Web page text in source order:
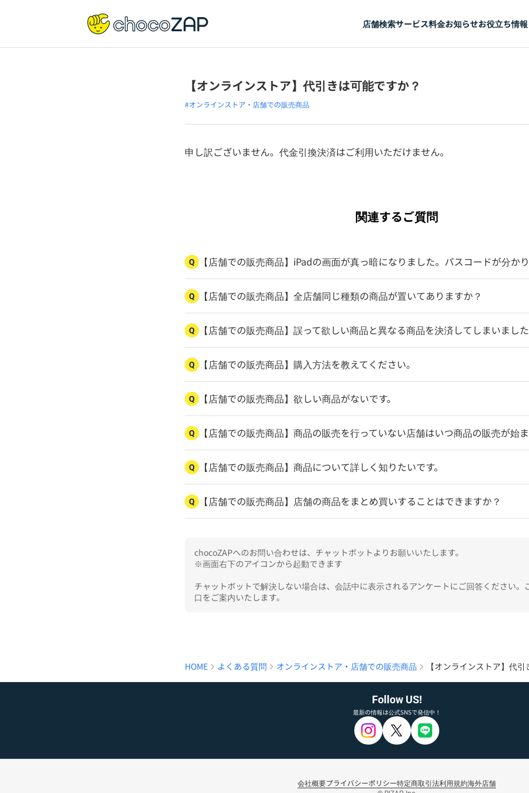
店舗検索サービス料金お知らせお役立ち情報
【オンラインストア】代引きは可能ですか？
#オンラインストア・店舗での販売商品
申し訳ございません。代金引換決済はご利用いただけません。
関連するご質問
Q 【店舗での販売商品】iPadの画面が真っ暗になりました。パスコードが分かり
Q 【店舗での販売商品】全店舗同じ種類の商品が置いてありますか？
Q 【店舗での販売商品】誤って欲しい商品と異なる商品を決済してしまいました
Q 【店舗での販売商品】購入方法を教えてください。
Q 【店舗での販売商品】欲しい商品がないです。
Q 【店舗での販売商品】商品の販売を行っていない店舗はいつ商品の販売が始
Q 【店舗での販売商品】商品について詳しく知りたいです。
Q 【店舗での販売商品】店舗の商品をまとめ買いすることはできますか？
chocoZAPへのお問い合わせは、チャットボットよりお願いいたします。
※画面右下のアイコンから起動できます
チャットボットで解決しない場合は、会話中に表示されるアンケートにご回答ください。
口をご案内いたします。
HOME よくある質問 オンラインストア・店舗での販売商品 【オンラインストア】代
Follow US!
最新の情報は公式SNSで発信中！
会社概要プライバシーポリシー特定商取引法利用規約海外店舗